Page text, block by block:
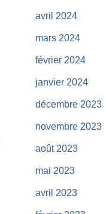
avril 2024
mars 2024
février 2024
janvier 2024
décembre 2023
novembre 2023
août 2023
mai 2023
avril 2023